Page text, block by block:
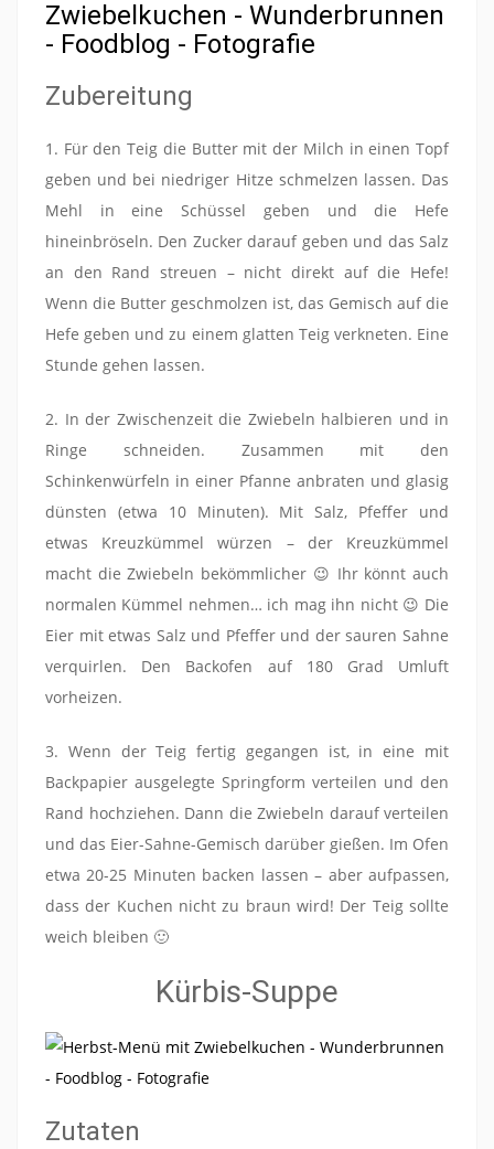
Zubereitung
1. Für den Teig die Butter mit der Milch in einen Topf
geben und bei niedriger Hitze schmelzen lassen. Das
Mehl in eine Schüssel geben und die Hefe
hineinbröseln. Den Zucker darauf geben und das Salz
an den Rand streuen – nicht direkt auf die Hefe!
Wenn die Butter geschmolzen ist, das Gemisch auf die
Hefe geben und zu einem glatten Teig verkneten. Eine
Stunde gehen lassen.
2. In der Zwischenzeit die Zwiebeln halbieren und in
Ringe schneiden. Zusammen mit den
Schinkenwürfeln in einer Pfanne anbraten und glasig
dünsten (etwa 10 Minuten). Mit Salz, Pfeffer und
etwas Kreuzkümmel würzen – der Kreuzkümmel
macht die Zwiebeln bekömmlicher 😉 Ihr könnt auch
normalen Kümmel nehmen… ich mag ihn nicht 😉 Die
Eier mit etwas Salz und Pfeffer und der sauren Sahne
verquirlen. Den Backofen auf 180 Grad Umluft
vorheizen.
3. Wenn der Teig fertig gegangen ist, in eine mit
Backpapier ausgelegte Springform verteilen und den
Rand hochziehen. Dann die Zwiebeln darauf verteilen
und das Eier-Sahne-Gemisch darüber gießen. Im Ofen
etwa 20-25 Minuten backen lassen – aber aufpassen,
dass der Kuchen nicht zu braun wird! Der Teig sollte
weich bleiben 🙂
Kürbis-Suppe
Zutaten